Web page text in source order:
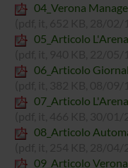
04_Verona
05_Articolo
06_Articolo
07_Articolo
08_Articolo
09_Articolo